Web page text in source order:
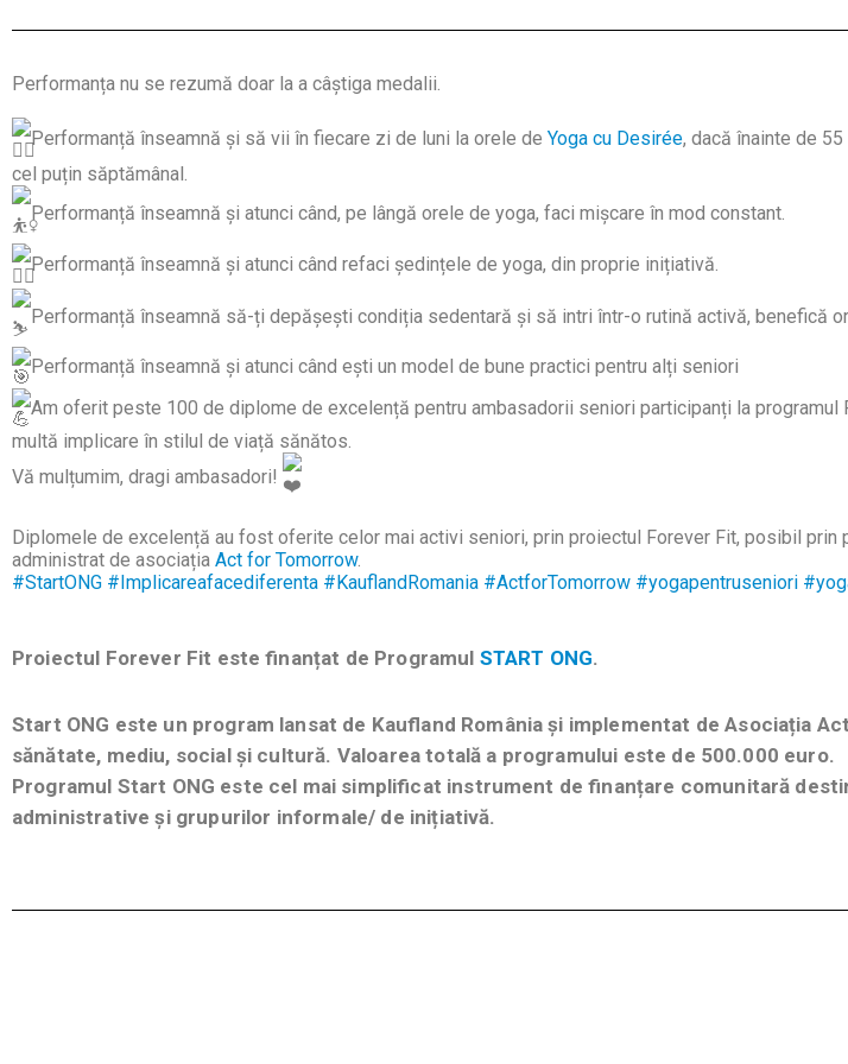
Performanța nu se rezumă doar la a câștiga medalii.
Performanță înseamnă și să vii în fiecare zi de luni la orele de Yoga cu Desirée, dacă înainte de
cel puțin săptămânal.
Performanță înseamnă și atunci când, pe lângă orele de yoga, faci mișcare în mod constant.
Performanță înseamnă și atunci când refaci ședințele de yoga, din proprie inițiativă.
Performanță înseamnă să-ți depășești condiția sedentară și să intri într-o rutină activă, benefică
Performanță înseamnă și atunci când ești un model de bune practici pentru alți seniori
Am oferit peste 100 de diplome de excelență pentru ambasadorii seniori participanți la programul
multă implicare în stilul de viață sănătos.
Vă mulțumim, dragi ambasadori!
Diplomele de excelență au fost oferite celor mai activi seniori, prin proiectul Forever Fit, posibil prin
administrat de asociația Act for Tomorrow.
#StartONG #Implicareafacediferenta #KauflandRomania #ActforTomorrow #yogapentruseniori
Proiectul Forever Fit este finanțat de Programul START ONG.
Start ONG este un program lansat de Kaufland România și implementat de Asociația
sănătate, mediu, social și cultură. Valoarea totală a programului este de 500.000 euro.
Programul Start ONG este cel mai simplificat instrument de finanțare comunitară
administrative și grupurilor informale/ de inițiativă.